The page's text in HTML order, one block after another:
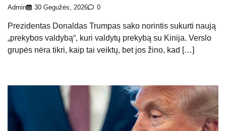
Admin 30 Gegužės, 2026 0
Prezidentas Donaldas Trumpas sako norintis sukurti naują
„prekybos valdybą“, kuri valdytų prekybą su Kinija. Verslo
grupės nėra tikri, kaip tai veiktų, bet jos žino, kad […]